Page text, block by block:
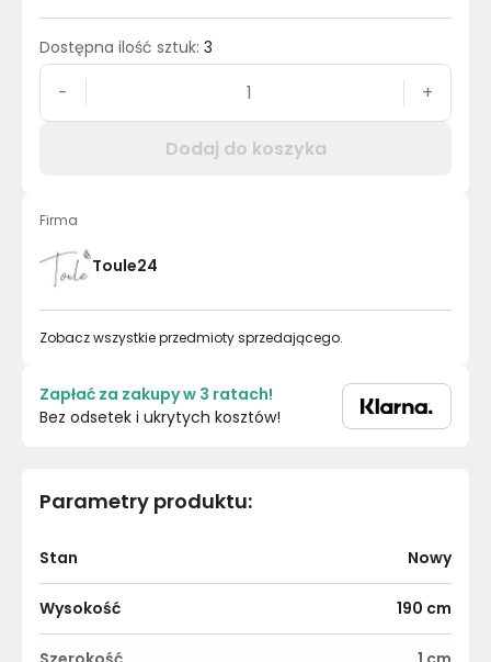
Parametry produktu:
Stan Nowy
Wysokość 190 cm
Dostępna ilość sztuk: 3
- +
Dodaj do koszyka
Firma
Toule24
Zobacz wszystkie przedmioty sprzedającego.
Zapłać za zakupy w 3 ratach!
Bez odsetek i ukrytych kosztów!